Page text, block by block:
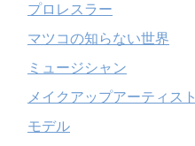
プロレスラー
マツコの知らない世界
ミュージシャン
メイクアップアーティスト
モデル